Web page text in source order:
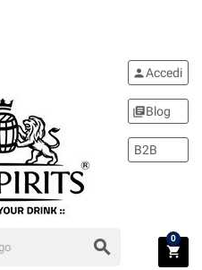
search
personAccedi
library_booksBlog
B2B
shopping_cart
0